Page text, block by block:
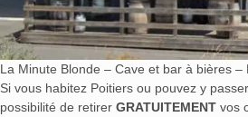
La Minute Blonde – Cave et bar à bières –
Si vous habitez Poitiers ou pouvez y
possibilité de retirer GRATUITEMENT vos